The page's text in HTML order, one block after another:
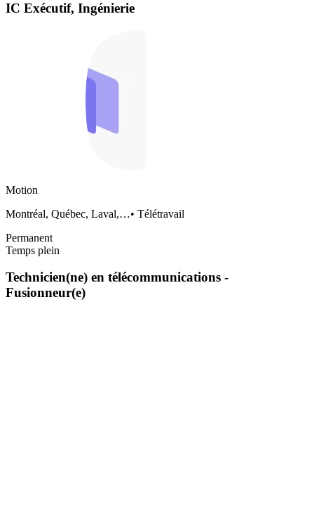
IC Exécutif, Ingénierie
Motion
Montréal, Québec, Laval,…• Télétravail
Permanent
Temps plein
Technicien(ne) en télécommunications -
Fusionneur(e)